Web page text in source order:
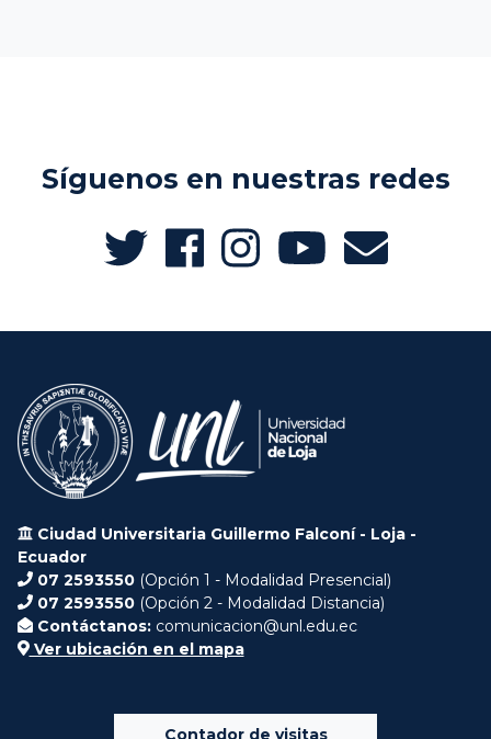
Síguenos en nuestras redes
Ciudad Universitaria Guillermo Falconí - Loja -
Ecuador
07 2593550 (Opción 1 - Modalidad Presencial)
07 2593550 (Opción 2 - Modalidad Distancia)
Contáctanos: comunicacion@unl.edu.ec
Ver ubicación en el mapa
Contador de visitas